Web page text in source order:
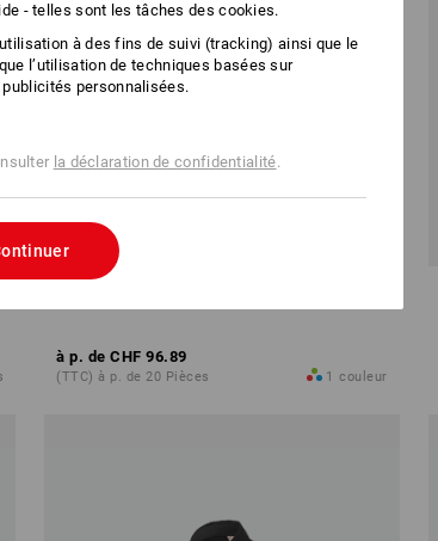
à p. de CHF 96.89
(TTC) à p. de 20 Pièces 1 couleur
- telles sont les tâches des cookies.
à des fins de suivi (tracking) ainsi que le
l’utilisation de techniques basées sur
personnalisées.
la déclaration de confidentialité.